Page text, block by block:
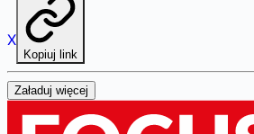
X
Kopiuj link
Załaduj więcej